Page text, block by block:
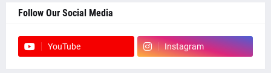
Follow Our Social Media
YouTube Instagram